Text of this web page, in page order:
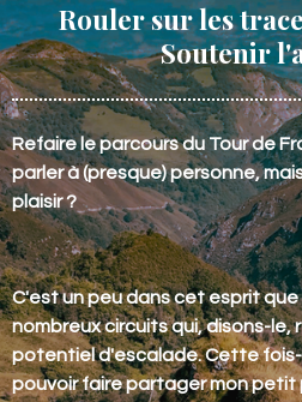
Rouler sur les
Soutenir
Refaire le parcours du Tour de
parler à (presque) personne,
plaisir ?
C'est un peu dans cet esprit
nombreux circuits qui, disons-le,
potentiel d'escalade. Cette fois-
pouvoir faire partager mon petit